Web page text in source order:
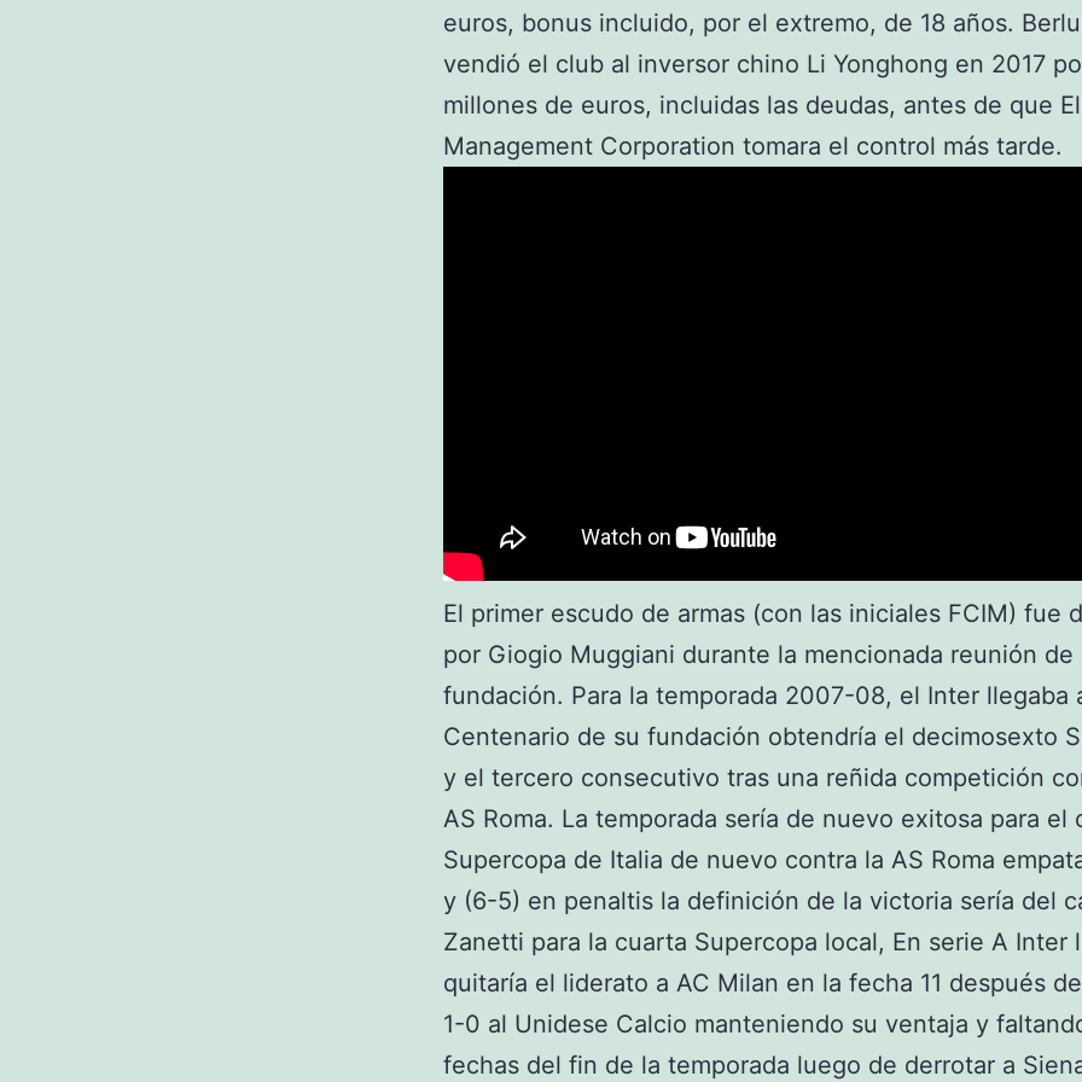
euros, bonus incluido, por el extremo, de 18 años.
vendió el club al inversor chino Li Yonghong en 2017
millones de euros, incluidas las deudas, antes de que
Management Corporation tomara el control más tarde.
El primer escudo de armas (con las iniciales FCIM) fue
por Giogio Muggiani durante la mencionada reunión de
fundación. Para la temporada 2007-08, el Inter llegaba
Centenario de su fundación obtendría el decimosexto
y el tercero consecutivo tras una reñida competición
AS Roma. La temporada sería de nuevo exitosa para el
Supercopa de Italia de nuevo contra la AS Roma
y (6-5) en penaltis la definición de la victoria sería del
Zanetti para la cuarta Supercopa local, En serie A Inter
quitaría el liderato a AC Milan en la fecha 11 después
1-0 al Unidese Calcio manteniendo su ventaja y
fechas del fin de la temporada luego de derrotar a